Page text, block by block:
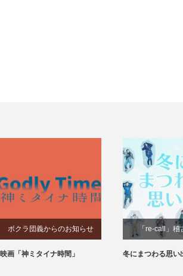
ボクラ団義からのお知らせ
映画「神ミタイナ時間」
「re-call」
冬にまつわる思い